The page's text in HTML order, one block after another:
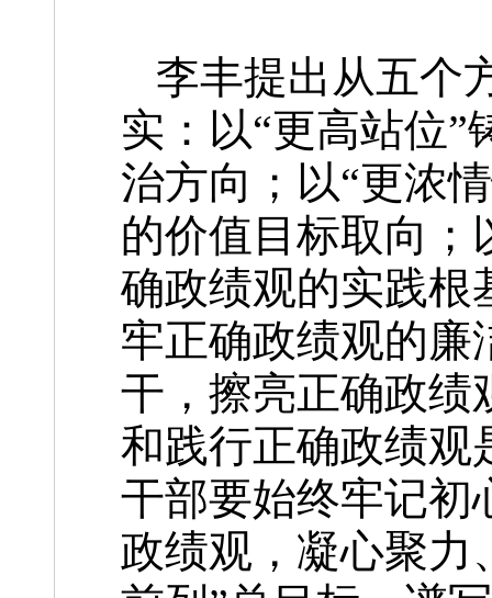
李丰提出从五个
实：以“更高站位
治方向；以“更浓
的价值目标取向；
确政绩观的实践根
牢正确政绩观的廉
干，擦亮正确政绩
和践行正确政绩观
干部要始终牢记初
政绩观，凝心聚力